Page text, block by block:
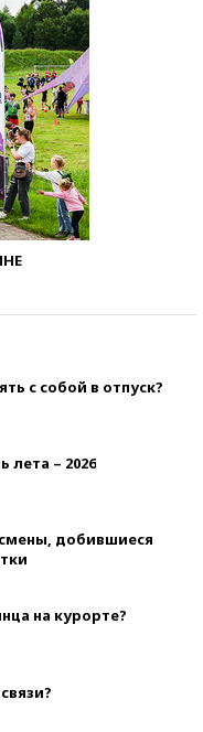
с собой в отпуск?
лета – 2026
добившиеся
на курорте?